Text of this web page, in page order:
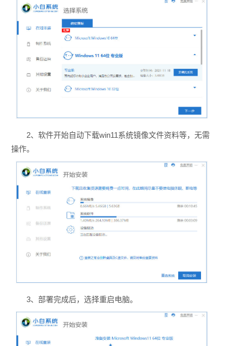
2、软件开始自动下载win11系统镜像文件资料等，无需
操作。
3、部署完成后，选择重启电脑。